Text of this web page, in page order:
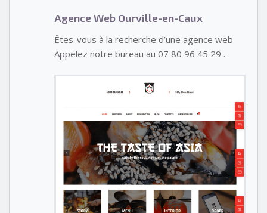
Agence Web Ourville-en-Caux
Êtes-vous à la recherche d’une agence web
Appelez notre bureau au 07 80 96 45 29 .